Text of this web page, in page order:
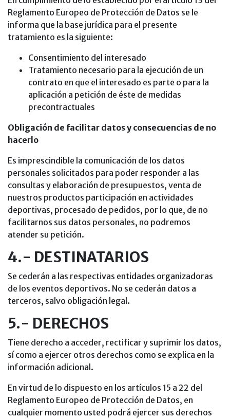
Reglamento Europeo de Protección de Datos se le
informa que la base jurídica para el presente
tratamiento es la siguiente:
Consentimiento del interesado
Tratamiento necesario para la ejecución de un
contrato en que el interesado es parte o para la
aplicación a petición de éste de medidas
precontractuales
Obligación de facilitar datos y consecuencias de no
hacerlo
Es imprescindible la comunicación de los datos
personales solicitados para poder responder a las
consultas y elaboración de presupuestos, venta de
nuestros productos participación en actividades
deportivas, procesado de pedidos, por lo que, de no
facilitarnos sus datos personales, no podremos
atender su petición.
4.- DESTINATARIOS
Se cederán a las respectivas entidades organizadoras
de los eventos deportivos. No se cederán datos a
terceros, salvo obligación legal.
5.- DERECHOS
Tiene derecho a acceder, rectificar y suprimir los datos,
sí como a ejercer otros derechos como se explica en la
información adicional.
En virtud de lo dispuesto en los artículos 15 a 22 del
Reglamento Europeo de Protección de Datos, en
cualquier momento usted podrá ejercer sus derechos